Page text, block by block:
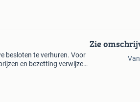
besloten te verhuren. Voor
en bezetting verwijzen
Zie